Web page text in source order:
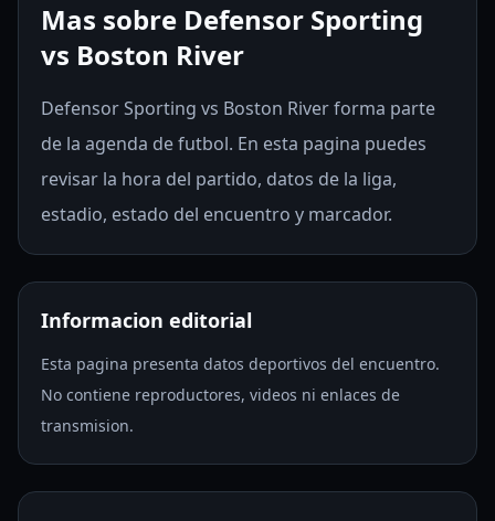
Mas sobre Defensor Sporting
vs Boston River
Defensor Sporting vs Boston River forma parte
de la agenda de futbol. En esta pagina puedes
revisar la hora del partido, datos de la liga,
estadio, estado del encuentro y marcador.
Informacion editorial
Esta pagina presenta datos deportivos del encuentro.
No contiene reproductores, videos ni enlaces de
transmision.